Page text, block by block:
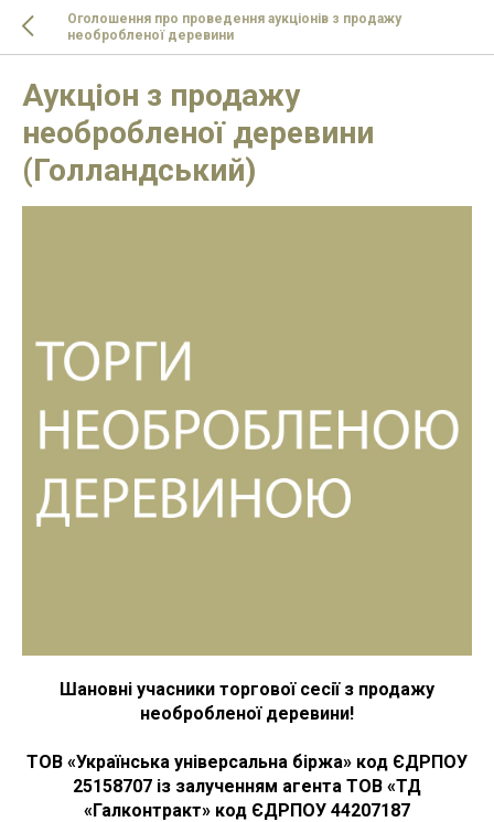
Оголошення про проведення аукціонів з продажу
необробленої деревини
Аукціон з продажу
необробленої деревини
(Голландський)
Шановні учасники торгової сесії з продажу
необробленої деревини!
ТОВ «Українська універсальна біржа» код ЄДРПОУ
25158707 із залученням агента ТОВ «ТД
«Галконтракт» код ЄДРПОУ 44207187